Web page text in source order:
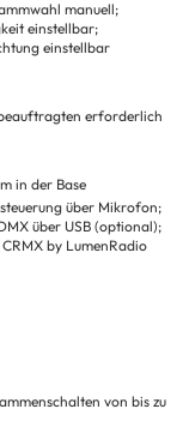
manuell;
einstellbar;
einstellbar
erforderlich
in der Base
über Mikrofon;
über USB (optional);
by LumenRadio
von bis zu